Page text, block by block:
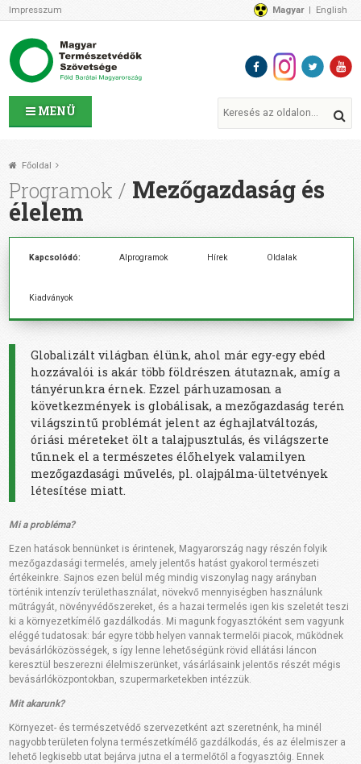
MENÜ
Impresszum Magyar English
Az MTVSZ-ről
Programok
MTVSZ ügyek és események
Tagszervezetek
Támogatóink
CSATLAKOZZ hozzánk!
Elérhetőségeink
Segítsd a munkánkat!
Támogatás
Főoldal
Programok Mezőgazdaság és
élelem
Kapcsolódó: Alprogramok Hírek Oldalak
Kiadványok
Globalizált világban élünk, ahol már egy-egy ebéd
hozzávalói is akár több földrészen átutaznak, amíg a
tányérunkra érnek. Ezzel párhuzamosan a
következmények is globálisak, a mezőgazdaság terén
világszintű problémát jelent az éghajlatváltozás,
óriási méreteket ölt a talajpusztulás, és világszerte
tűnnek el a természetes élőhelyek valamilyen
mezőgazdasági művelés, pl. olajpálma-ültetvények
létesítése miatt.
Mi a probléma?
Ezen hatások bennünket is érintenek, Magyarország nagy részén folyik
mezőgazdasági termelés, amely jelentős hatást gyakorol természeti
értékeinkre. Sajnos ezen belül még mindig viszonylag nagy arányban
történik intenzív területhasználat, növekvő mennyiségben használunk
műtrágyát, növényvédőszereket, és a hazai termelés igen kis szeletét teszi
ki a környezetkímélő gazdálkodás. Mi magunk fogyasztóként sem vagyunk
eléggé tudatosak: bár egyre több helyen vannak termelői piacok, működnek
bevásárlóközösségek, s így lenne lehetőségünk rövid ellátási láncon
keresztül beszerezni élelmiszerünket, vásárlásaink jelentős részét mégis
bevásárlóközpontokban, szupermarketekben intézzük.
Mit akarunk?
Környezet- és természetvédő szervezetként azt szeretnénk, ha minél
nagyobb területen folyna természetkímélő gazdálkodás, és az élelmiszer a
lehető legkisebb utat bejárva jutna el a termelőtől a fogyasztóig. Ennek